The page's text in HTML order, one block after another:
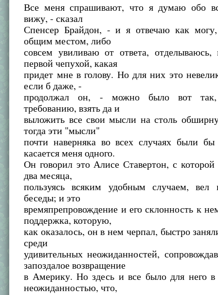
Все меня спрашивают, что я думаю обо
вижу, - сказал
Спенсер Брайдон, - и я отвечаю как
общим местом, либо
совсем увиливаю от ответа, отделываюсь,
первой чепухой, какая
придет мне в голову. Но для них это
если б даже, -
продолжал он, - можно было вот
требованию, взять да и
выложить все свои мысли на столь
тогда эти "мысли"
почти наверняка во всех случаях были
касается меня одного.
Он говорил это Алисе Ставертон, с
два месяца,
пользуясь всяким удобным случаем, вел
беседы; и это
времяпрепровождение и его склонность к
поддержка, которую,
как оказалось, он в нем черпал, быстро
среди
удивительных неожиданностей,
запоздалое возвращение
в Америку. Но здесь и все было для него в
неожиданностью, что,